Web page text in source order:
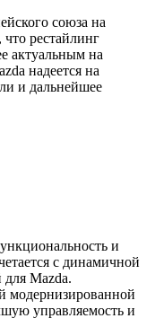
союза на
рестайлинг
актуальным на
надеется на
и дальнейшее
и
с динамичной
для Mazda.
модернизированной
управляемость и